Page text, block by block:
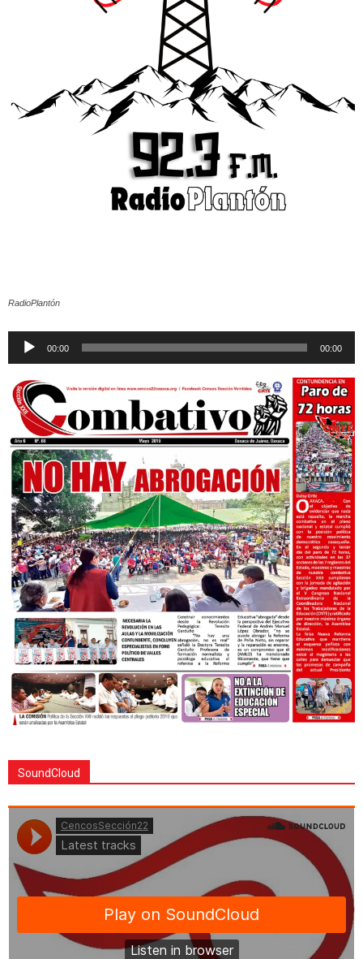
RadioPlantón
Reproductor
00:00 00:00
SoundCloud